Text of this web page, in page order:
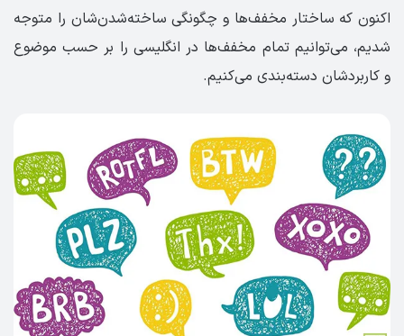
اکنون که ساختار مخفف‌ها و چگونگی ساخته‌شدن‌شان را متوجه
شدیم، می‌توانیم تمام مخفف‌ها در انگلیسی را بر حسب موضوع
و کاربردشان دسته‌بندی می‌کنیم.